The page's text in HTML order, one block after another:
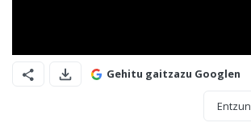
Gehitu gaitzazu Googlen
Entzun